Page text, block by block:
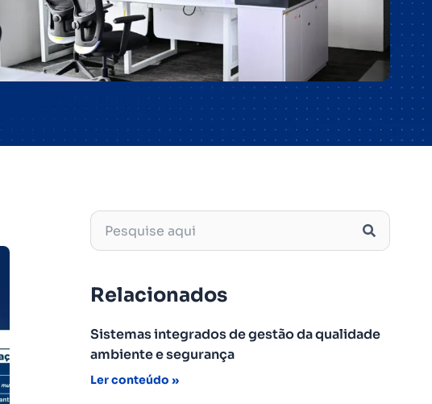
Relacionados
Sistemas integrados de gestão da qualidade
ambiente e segurança
Ler conteúdo »